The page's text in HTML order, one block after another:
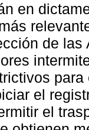
en
de las
el
el